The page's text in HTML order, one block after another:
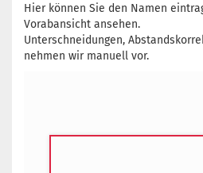
Hier können Sie den Namen
Vorabansicht ansehen.
Unterschneidungen,
nehmen wir manuell vor.